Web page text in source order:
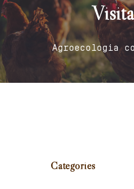
Nosaltres
Carret
Visita
Agroecologia
Categories